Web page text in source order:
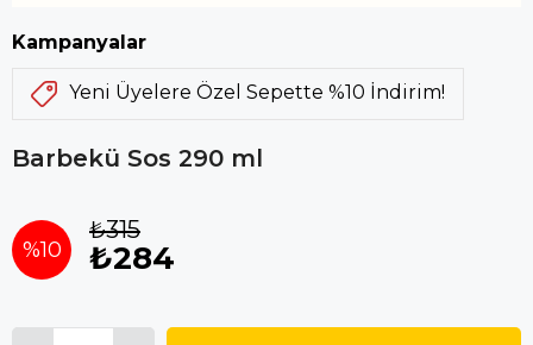
Kampanyalar
Yeni Üyelere Özel Sepette %10 İndirim!
Barbekü Sos 290 ml
%10
₺315
₺284